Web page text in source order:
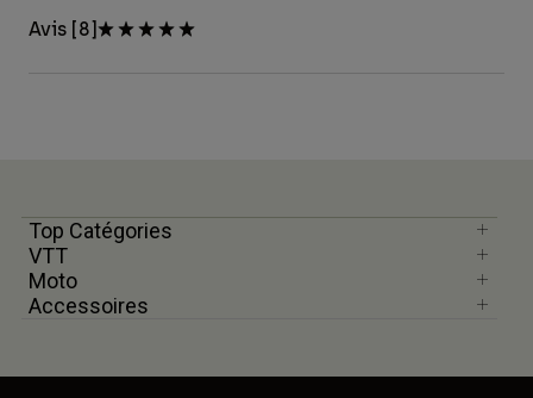
Avis [8]
Top Catégories
VTT
Moto
Accessoires